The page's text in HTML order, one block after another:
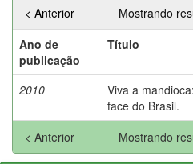
Mostrando
< Anterior
Ano de
publicação
Título
2010
Viva a
face do Brasil.
Mostrando
< Anterior